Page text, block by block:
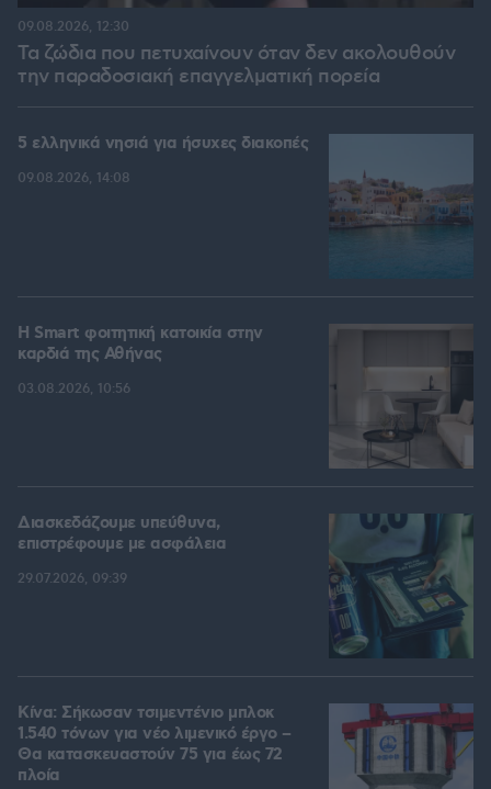
Τα ζώδια που πετυχαίνουν όταν δεν ακολουθούν
την παραδοσιακή επαγγελματική πορεία
09.08.2026, 12:30
5 ελληνικά νησιά για ήσυχες διακοπές
09.08.2026, 14:08
Η Smart φοιτητική κατοικία στην
καρδιά της Αθήνας
03.08.2026, 10:56
Διασκεδάζουμε υπεύθυνα,
επιστρέφουμε με ασφάλεια
29.07.2026, 09:39
Κίνα: Σήκωσαν τσιμεντένιο μπλοκ
1.540 τόνων για νέο λιμενικό έργο –
Θα κατασκευαστούν 75 για έως 72
πλοία